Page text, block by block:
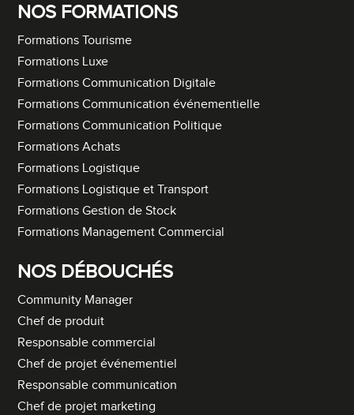
NOS FORMATIONS
Formations Tourisme
Formations Luxe
Formations Communication Digitale
Formations Communication événementielle
Formations Communication Politique
Formations Achats
Formations Logistique
Formations Logistique et Transport
Formations Gestion de Stock
Formations Management Commercial
NOS DÉBOUCHÉS
Community Manager
Chef de produit
Responsable commercial
Chef de projet événementiel
Responsable communication
Chef de projet marketing